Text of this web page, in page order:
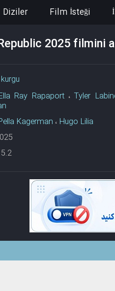
Diziler Film İsteği
2025 filmini
Ray Rapaport،Tyler
Kagerman ، Hugo Lilia
5.2